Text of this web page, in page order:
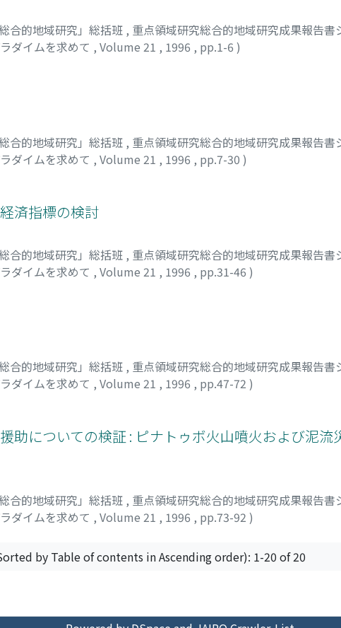
合的地域研究」総括班 , 重点領域研究総合的地域研究成果報告書
ダイムを求めて , Volume 21 , 1996 , pp.1-6 )
合的地域研究」総括班 , 重点領域研究総合的地域研究成果報告書
ダイムを求めて , Volume 21 , 1996 , pp.7-30 )
済指標の検討
合的地域研究」総括班 , 重点領域研究総合的地域研究成果報告書
ダイムを求めて , Volume 21 , 1996 , pp.31-46 )
合的地域研究」総括班 , 重点領域研究総合的地域研究成果報告書
ダイムを求めて , Volume 21 , 1996 , pp.47-72 )
助についての検証 : ピナトゥボ火山噴火および泥流
合的地域研究」総括班 , 重点領域研究総合的地域研究成果報告書
ダイムを求めて , Volume 21 , 1996 , pp.73-92 )
by Table of contents in Ascending order): 1-20 of 20